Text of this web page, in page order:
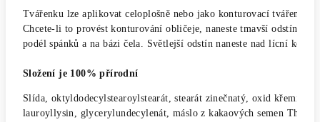
Tvářenku lze aplikovat celoplošně nebo jako konturovací tvářenku
Chcete-li to provést konturování obličeje, naneste tmavší odstín
podél spánků a na bázi čela. Světlejší odstín naneste nad lícní kosti
Složení je 100% přírodní
Slída, oktyldodecylstearoylstearát, stearát zinečnatý, oxid
lauroyllysin, glycerylundecylenát, máslo z kakaových semen